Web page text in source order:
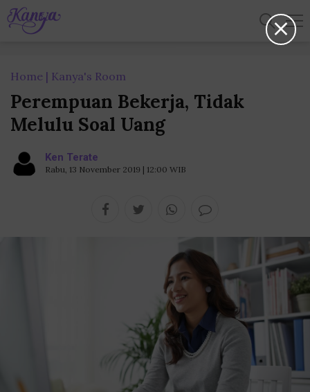
Home Kanya's Room
Perempuan Bekerja, Tidak
Melulu Soal Uang
Ken Terate
Rabu, 13 November 2019 | 12:00 WIB